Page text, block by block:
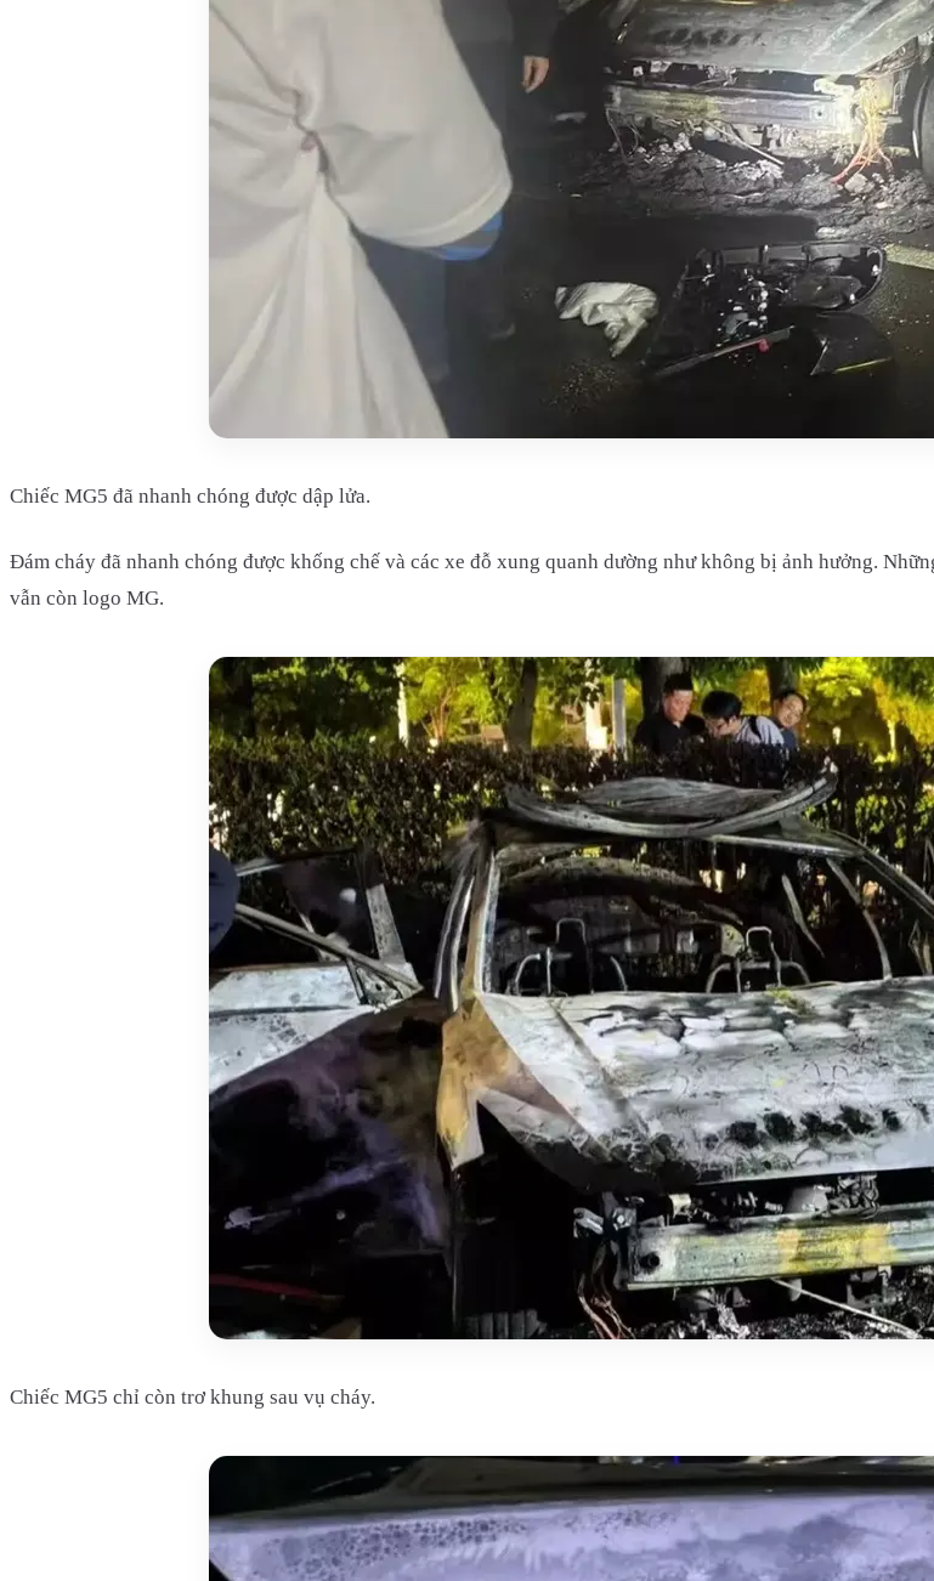
Chiếc MG5 đã nhanh chóng được dập lửa.
Đám cháy đã nhanh chóng được khống chế và các xe đỗ xung quanh dường như không bị ảnh hưởng.
vẫn còn logo MG.
Chiếc MG5 chỉ còn trơ khung sau vụ cháy.